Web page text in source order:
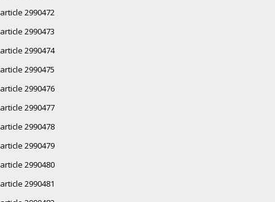
article 2990472
article 2990473
article 2990474
article 2990475
article 2990476
article 2990477
article 2990478
article 2990479
article 2990480
article 2990481